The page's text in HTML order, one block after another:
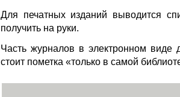
Для печатных изданий выводится
получить на руки.
Часть журналов в электронном виде
стоит пометка «только в самой